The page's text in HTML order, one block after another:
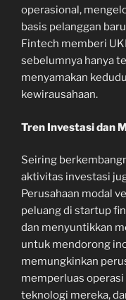
operasional,
basis pelanggan
Fintech memberi
sebelumnya hanya
menyamakan
kewirausahaan.
Tren Investasi dan
Seiring
aktivitas investasi
Perusahaan modal
peluang di startup
dan menyuntikkan
untuk mendorong
memungkinkan
memperluas
teknologi mereka,